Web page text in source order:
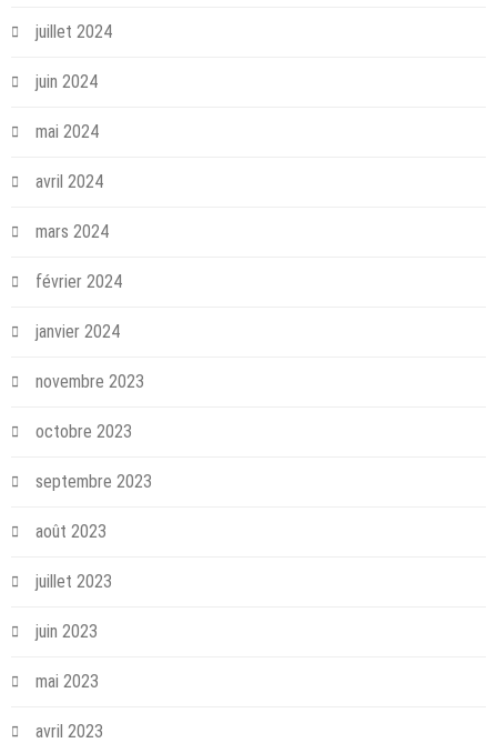
juillet 2024
juin 2024
mai 2024
avril 2024
mars 2024
février 2024
janvier 2024
novembre 2023
octobre 2023
septembre 2023
août 2023
juillet 2023
juin 2023
mai 2023
avril 2023